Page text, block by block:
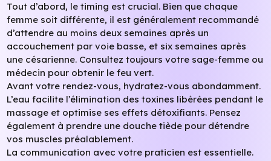
Tout d’abord, le timing est crucial. Bien que chaque
femme soit différente, il est généralement recommandé
d’attendre au moins deux semaines après un
accouchement par voie basse, et six semaines après
une césarienne. Consultez toujours votre sage-femme ou
médecin pour obtenir le feu vert.
Avant votre rendez-vous, hydratez-vous abondamment.
L’eau facilite l’élimination des toxines libérées pendant le
massage et optimise ses effets détoxifiants. Pensez
également à prendre une douche tiède pour détendre
vos muscles préalablement.
La communication avec votre praticien est essentielle.